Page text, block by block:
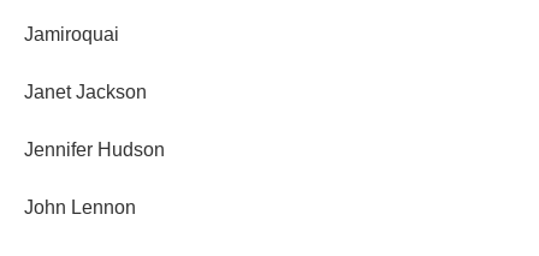
Jamiroquai
Janet Jackson
Jennifer Hudson
John Lennon